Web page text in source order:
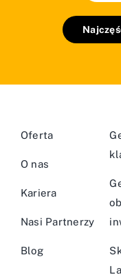
Oferta
O nas
Kariera
Nasi Partnerzy
Blog